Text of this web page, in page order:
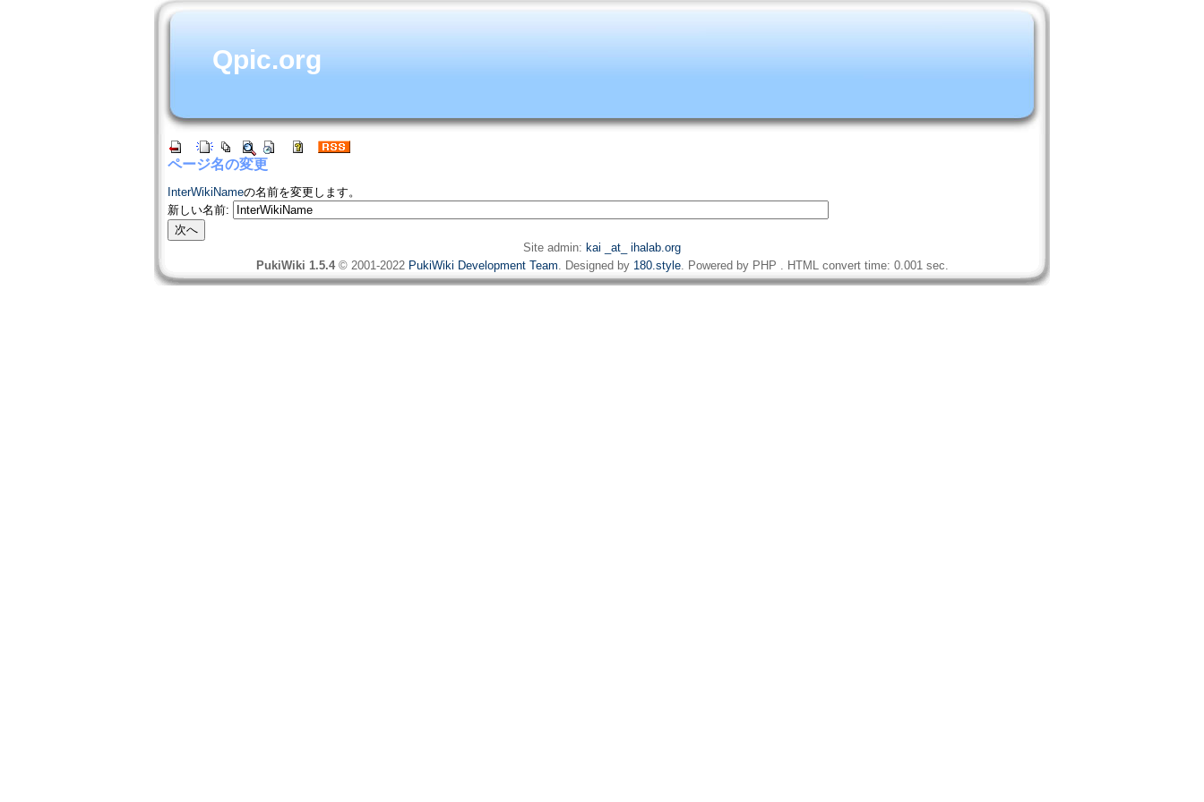
Qpic.org
ページ名の変更
InterWikiNameの名前を変更します。
新しい名前:
Site admin: kai _at_ ihalab.org
PukiWiki 1.5.4© 2001-2022 PukiWiki Development Team. Designed by 180.style. Powered by PHP . HTML convert time: 0.001 sec.